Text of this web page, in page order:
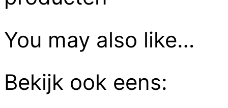
You may also like…
Bekijk ook eens: